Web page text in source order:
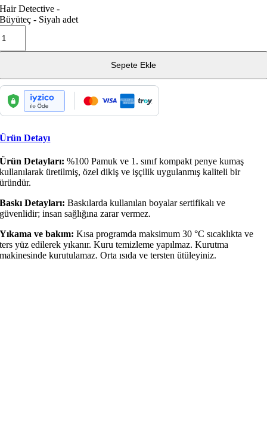
Hair Detective -
Büyüteç - Siyah adet
Sepete Ekle
Ürün Detayı
Ürün Detayları: %100 Pamuk ve 1. sınıf kompakt penye kumaş
kullanılarak üretilmiş, özel dikiş ve işçilik uygulanmış kaliteli bir
üründür.
Baskı Detayları: Baskılarda kullanılan boyalar sertifikalı ve
güvenlidir; insan sağlığına zarar vermez.
Yıkama ve bakım:Kısa programda maksimum 30 °C sıcaklıkta ve
ters yüz edilerek yıkanır. Kuru temizleme yapılmaz. Kurutma
makinesinde kurutulamaz. Orta ısıda ve tersten ütüleyiniz.